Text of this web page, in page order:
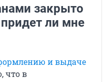
закрыто
ли мне
и выдаче
что в